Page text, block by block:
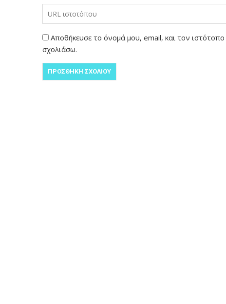
Αποθήκευσε το όνομά μου, email, και τον
σχολιάσω.